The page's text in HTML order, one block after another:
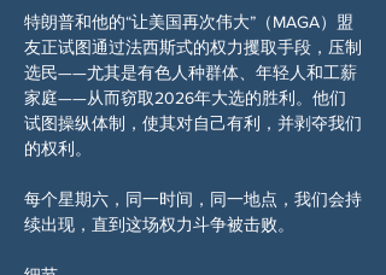
特朗普和他的“让美国再次伟大”（MAGA）盟
友正试图通过法西斯式的权力攫取手段，压制
选民——尤其是有色人种群体、年轻人和工薪
家庭——从而窃取2026年大选的胜利。他们
试图操纵体制，使其对自己有利，并剥夺我们
的权利。
每个星期六，同一时间，同一地点，我们会持
续出现，直到这场权力斗争被击败。